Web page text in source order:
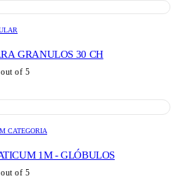
GRANULOS 30 CH
out of 5
CATEGORIA
1M - GLÓBULOS
out of 5